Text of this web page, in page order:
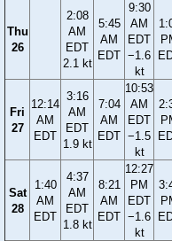
Thu
26
2:08
AM
EDT
2.1 kt
5:45
AM
EDT
9:30
AM
EDT
−1.6
kt
Fri
27
12:14
AM
EDT
3:16
AM
EDT
1.9 kt
7:04
AM
EDT
10:53
AM
EDT
−1.5
kt
Sat
28
1:40
AM
EDT
4:37
AM
EDT
1.8 kt
8:21
AM
EDT
12:27
PM
EDT
−1.6
kt